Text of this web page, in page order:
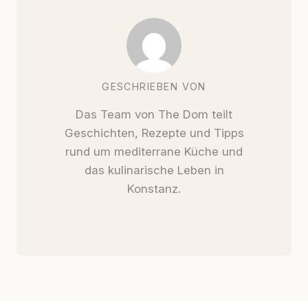
GESCHRIEBEN VON
Das Team von The Dom teilt
Geschichten, Rezepte und Tipps
rund um mediterrane Küche und
das kulinarische Leben in
Konstanz.